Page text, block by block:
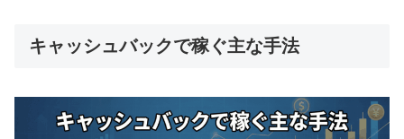
キャッシュバックで稼ぐ主な手法